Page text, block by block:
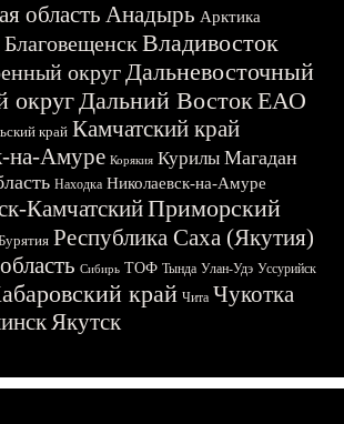
область Анадырь Арктика
БлаговещенскВладивосток
округДальневосточный
округДальний ВостокЕАО
край Камчатский край
на-Амуре Корякия Курилы Магадан
Находка Николаевск-на-Амуре
КамчатскийПриморский
Республика Саха (Якутия)
Сибирь ТОФ Тында Улан-Удэ Уссурийск
край Чита Чукотка
Якутск